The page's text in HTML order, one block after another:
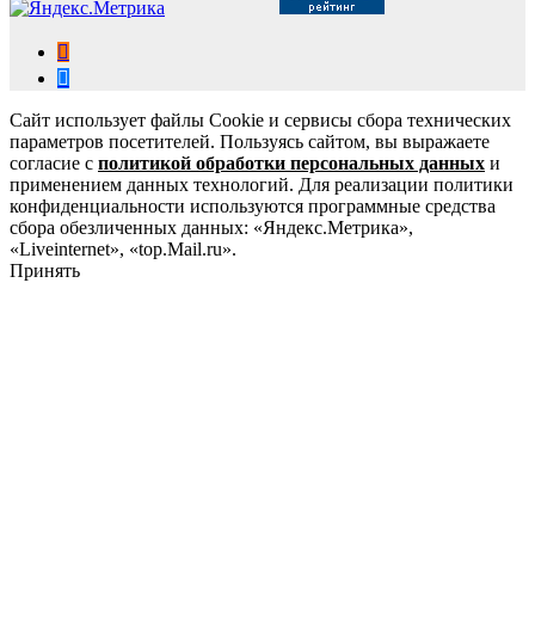
Сайт использует файлы Cookie и сервисы сбора технических
параметров посетителей. Пользуясь сайтом, вы выражаете
согласие с политикой обработки персональных данных и
применением данных технологий. Для реализации политики
конфиденциальности используются программные средства
сбора обезличенных данных: «Яндекс.Метрика»,
«Liveinternet», «top.Mail.ru».
Принять